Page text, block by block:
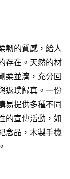
韌的質感，給人
存在。天然的材
柔並濟，充分回
返璞歸真。一份
易提供多種不同
的宣傳活動，如
念品，木製手機